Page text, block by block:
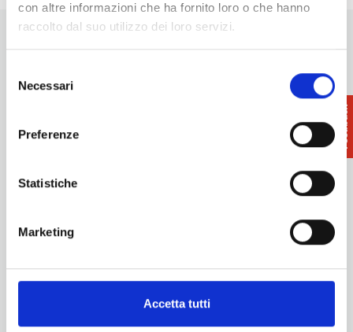
con altre informazioni che ha fornito loro o che hanno
raccolto dal suo utilizzo dei loro servizi.
delNecessari
Preferenze
Statistiche
Marketing
Accetta tutti
Want updates on what to do and see in the Terre di Pisa?
Sign up for our newsletter! An immediate surprise for you!
Internationalisation, Tourism and Cultural Heritage
Experiences